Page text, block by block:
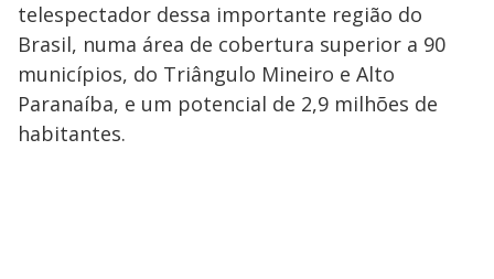
telespectador dessa importante região do
Brasil, numa área de cobertura superior a 90
municípios, do Triângulo Mineiro e Alto
Paranaíba, e um potencial de 2,9 milhões de
habitantes.